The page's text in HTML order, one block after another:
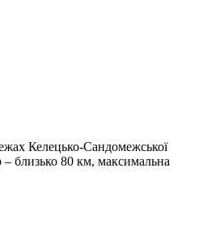
Келецько-Сандомежської
– близько 80 км, максимальна